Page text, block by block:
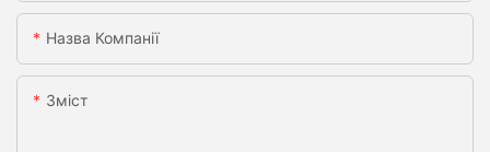
Назва Компанії
Зміст